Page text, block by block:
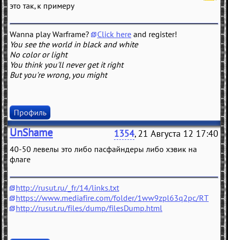
это так, к примеру
Wanna play Warframe? Click here and register!
You see the world in black and white
No color or light
You think you'll never get it right
But you're wrong, you might
Профиль
UnShame 1354, 21 Августа 12 17:40
40-50 левелы это либо пасфайндеры либо хэвик на
флаге
http://rusut.ru/_fr/14/links.txt
https://www.mediafire.com/folder/1ww9zpl63q2pc/RT
http://rusut.ru/files/dump/filesDump.html